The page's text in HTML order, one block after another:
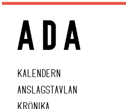
KALENDERN
ANSLAGSTAVLAN
KRÖNIKA